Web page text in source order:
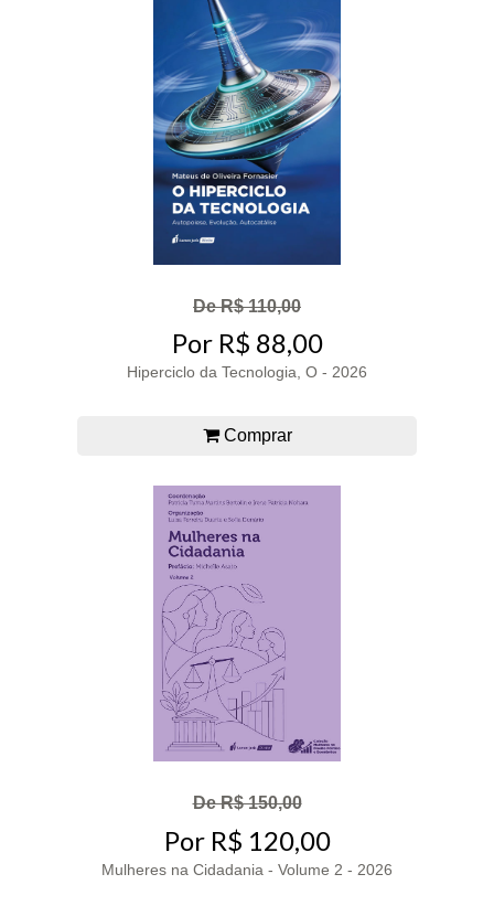
De R$ 110,00
Por R$ 88,00
Hiperciclo da Tecnologia, O - 2026
Comprar
De R$ 150,00
Por R$ 120,00
Mulheres na Cidadania - Volume 2 - 2026